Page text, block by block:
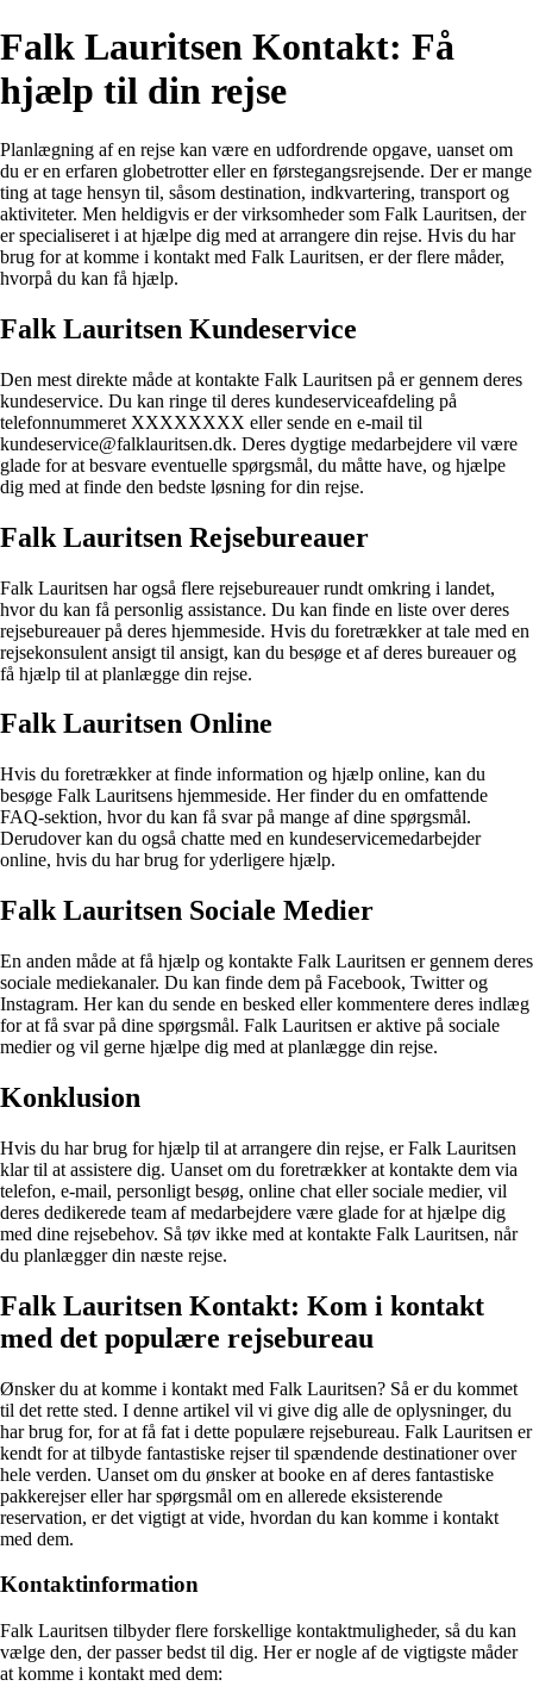
Falk Lauritsen Kontakt: Få
hjælp til din rejse
Planlægning af en rejse kan være en udfordrende opgave, uanset om
du er en erfaren globetrotter eller en førstegangsrejsende. Der er mange
ting at tage hensyn til, såsom destination, indkvartering, transport og
aktiviteter. Men heldigvis er der virksomheder som Falk Lauritsen, der
er specialiseret i at hjælpe dig med at arrangere din rejse. Hvis du har
brug for at komme i kontakt med Falk Lauritsen, er der flere måder,
hvorpå du kan få hjælp.
Falk Lauritsen Kundeservice
Den mest direkte måde at kontakte Falk Lauritsen på er gennem deres
kundeservice. Du kan ringe til deres kundeserviceafdeling på
telefonnummeret XXXXXXXX eller sende en e-mail til
kundeservice@falklauritsen.dk. Deres dygtige medarbejdere vil være
glade for at besvare eventuelle spørgsmål, du måtte have, og hjælpe
dig med at finde den bedste løsning for din rejse.
Falk Lauritsen Rejsebureauer
Falk Lauritsen har også flere rejsebureauer rundt omkring i landet,
hvor du kan få personlig assistance. Du kan finde en liste over deres
rejsebureauer på deres hjemmeside. Hvis du foretrækker at tale med en
rejsekonsulent ansigt til ansigt, kan du besøge et af deres bureauer og
få hjælp til at planlægge din rejse.
Falk Lauritsen Online
Hvis du foretrækker at finde information og hjælp online, kan du
besøge Falk Lauritsens hjemmeside. Her finder du en omfattende
FAQ-sektion, hvor du kan få svar på mange af dine spørgsmål.
Derudover kan du også chatte med en kundeservicemedarbejder
online, hvis du har brug for yderligere hjælp.
Falk Lauritsen Sociale Medier
En anden måde at få hjælp og kontakte Falk Lauritsen er gennem deres
sociale mediekanaler. Du kan finde dem på Facebook, Twitter og
Instagram. Her kan du sende en besked eller kommentere deres indlæg
for at få svar på dine spørgsmål. Falk Lauritsen er aktive på sociale
medier og vil gerne hjælpe dig med at planlægge din rejse.
Konklusion
Hvis du har brug for hjælp til at arrangere din rejse, er Falk Lauritsen
klar til at assistere dig. Uanset om du foretrækker at kontakte dem via
telefon, e-mail, personligt besøg, online chat eller sociale medier, vil
deres dedikerede team af medarbejdere være glade for at hjælpe dig
med dine rejsebehov. Så tøv ikke med at kontakte Falk Lauritsen, når
du planlægger din næste rejse.
Falk Lauritsen Kontakt: Kom i kontakt
med det populære rejsebureau
Ønsker du at komme i kontakt med Falk Lauritsen? Så er du kommet
til det rette sted. I denne artikel vil vi give dig alle de oplysninger, du
har brug for, for at få fat i dette populære rejsebureau. Falk Lauritsen er
kendt for at tilbyde fantastiske rejser til spændende destinationer over
hele verden. Uanset om du ønsker at booke en af deres fantastiske
pakkerejser eller har spørgsmål om en allerede eksisterende
reservation, er det vigtigt at vide, hvordan du kan komme i kontakt
med dem.
Kontaktinformation
Falk Lauritsen tilbyder flere forskellige kontaktmuligheder, så du kan
vælge den, der passer bedst til dig. Her er nogle af de vigtigste måder
at komme i kontakt med dem: